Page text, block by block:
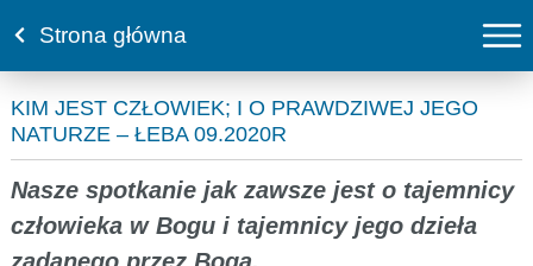
Strona główna
KIM JEST CZŁOWIEK; I O PRAWDZIWEJ JEGO
NATURZE – ŁEBA 09.2020R
Nasze spotkanie jak zawsze jest o tajemnicy
człowieka w Bogu i tajemnicy jego dzieła